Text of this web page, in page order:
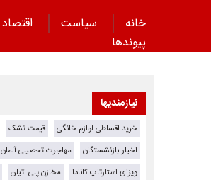
خانه سیاست اقتصاد
پیوند‌ها
نیازمندیها
خرید اقساطی لوازم خانگی
قیمت تشک
اخبار بازنشستگان
مهاجرت تحصیلی آلمان
ویزای استارتاپ کانادا
مخازن پلی اتیلن